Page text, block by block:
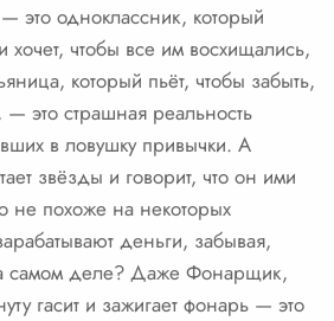
это одноклассник, который
чтобы все им восхищались,
который пьёт, чтобы забыть,
— это страшная реальность
в ловушку привычки. А
звёзды и говорит, что он ими
не похоже на некоторых
деньги, забывая,
самом деле? Даже Фонарщик,
гасит и зажигает фонарь — это